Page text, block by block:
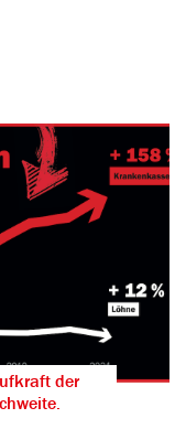
der